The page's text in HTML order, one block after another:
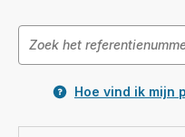
Hoe vind ik mijn